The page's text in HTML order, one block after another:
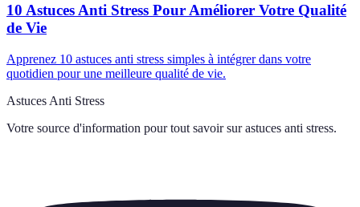
10 Astuces Anti Stress Pour Améliorer Votre Qualité
de Vie
Apprenez 10 astuces anti stress simples à intégrer dans votre
quotidien pour une meilleure qualité de vie.
Astuces Anti Stress
Votre source d'information pour tout savoir sur astuces anti stress.